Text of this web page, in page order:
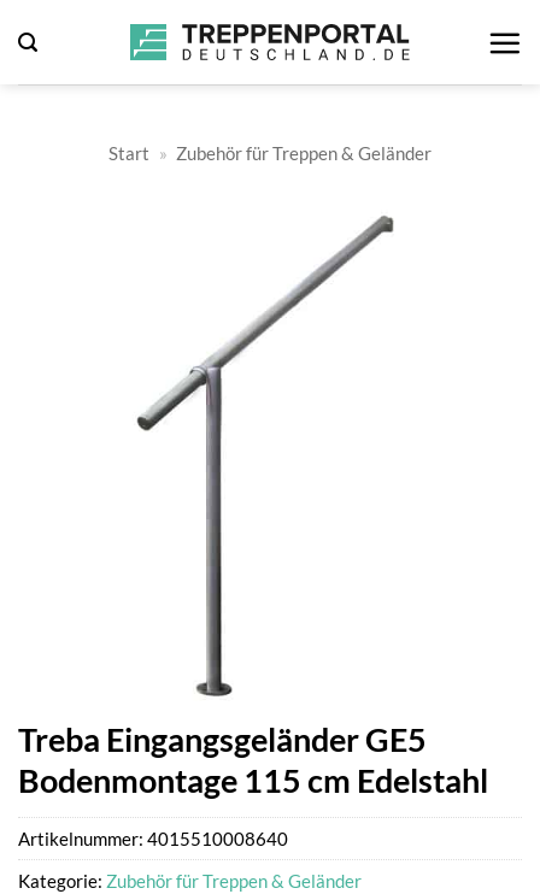
Inhalt
springen
Start » Zubehör für Treppen & Geländer
Treba Eingangsgeländer GE5
Bodenmontage 115 cm Edelstahl
Artikelnummer: 4015510008640
Kategorie: Zubehör für Treppen & Geländer